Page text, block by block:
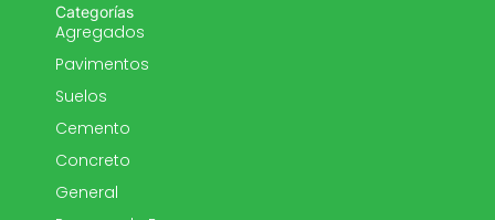
Categorías
Agregados
Pavimentos
Suelos
Cemento
Concreto
General